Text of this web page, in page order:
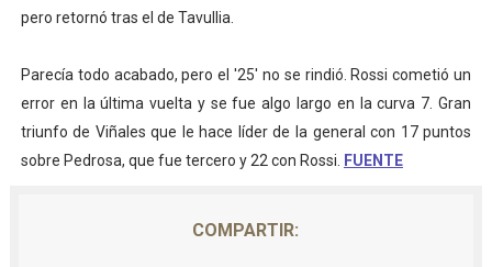
pero retornó tras el de Tavullia.
Parecía todo acabado, pero el '25' no se rindió. Rossi cometió un
error en la última vuelta y se fue algo largo en la curva 7. Gran
triunfo de Viñales que le hace líder de la general con 17 puntos
sobre Pedrosa, que fue tercero y 22 con Rossi.
FUENTE
COMPARTIR: